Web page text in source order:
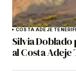
COSTA ADEJE
Silvia
al Costa